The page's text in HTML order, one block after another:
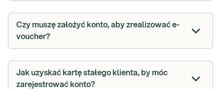
Czy muszę założyć konto, aby zrealizować e-
voucher?
Jak uzyskać kartę stałego klienta, by móc
zarejestrować konto?